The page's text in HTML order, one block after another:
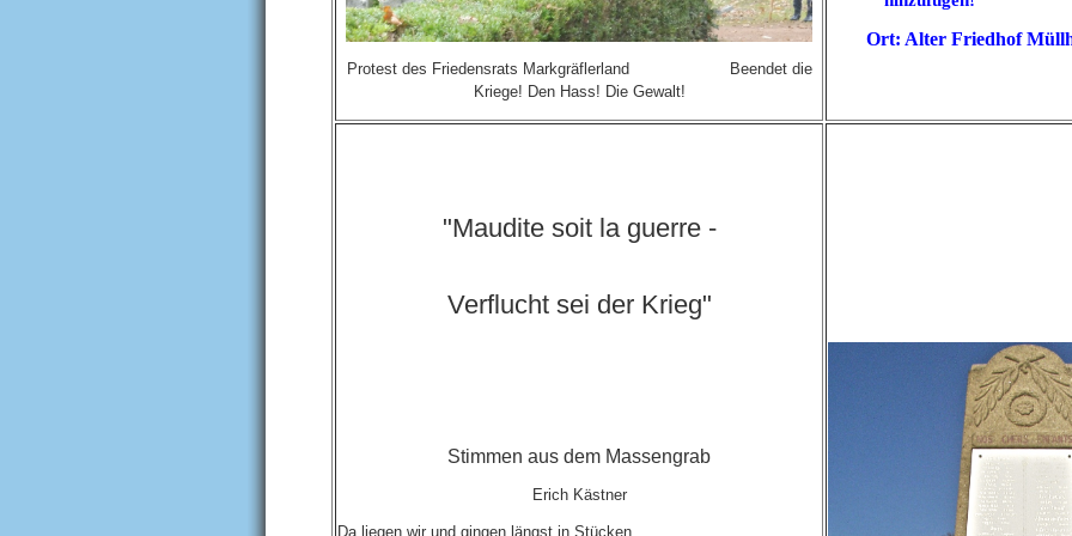
Protest des Friedensrats Markgräflerland Beendet die
Kriege! Den Hass! Die Gewalt!
Ort: Alter Friedhof
"Maudite soit la guerre -
Verflucht sei der Krieg"
Stimmen aus dem Massengrab
Erich Kästner
Da liegen wir und gingen längst in Stücken.